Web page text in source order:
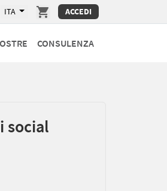
ITA ACCEDI
CONSULENZA
social